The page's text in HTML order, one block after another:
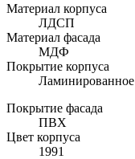
Материал корпуса
ЛДСП
Материал фасада
МДФ
Покрытие корпуса
Ламинированное
Покрытие фасада
ПВХ
Цвет корпуса
1991